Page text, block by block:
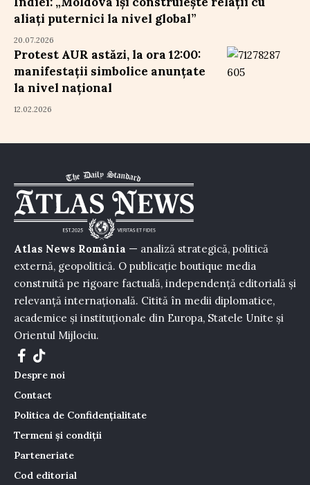
aliați puternici la nivel global”
20.07.2026
Protest AUR astăzi, la ora 12:00:
manifestații simbolice anunțate
la nivel național
12.02.2026
Atlas News România — analiză strategică, politică
externă, geopolitică. O publicație boutique media
construită pe rigoare factuală, independență editorială și
relevanță internațională. Citită în medii diplomatice,
academice și instituționale din Europa, Statele Unite și
Orientul Mijlociu.
Despre noi
Contact
Politica de Confidențialitate
Termeni și condiții
Parteneriate
Cod editorial